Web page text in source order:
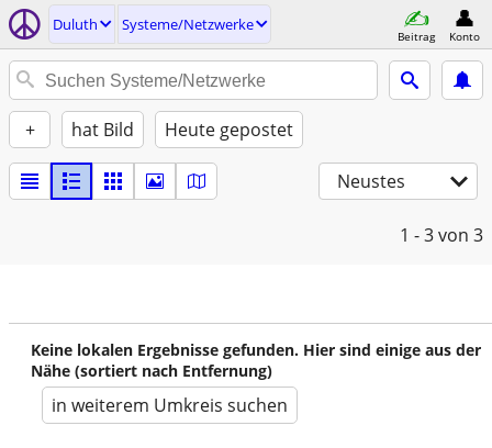
Duluth Systeme/Netzwerke
Beitrag Konto
+ hat Bild Heute gepostet
Neustes
1 - 3von 3
Keine lokalen Ergebnisse gefunden. Hier sind einige aus der
Nähe (sortiert nach Entfernung)
in weiterem Umkreis suchen